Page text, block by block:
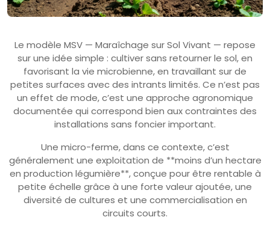
Le modèle MSV — Maraîchage sur Sol Vivant — repose
sur une idée simple : cultiver sans retourner le sol, en
favorisant la vie microbienne, en travaillant sur de
petites surfaces avec des intrants limités. Ce n’est pas
un effet de mode, c’est une approche agronomique
documentée qui correspond bien aux contraintes des
installations sans foncier important.
Une micro-ferme, dans ce contexte, c’est
généralement une exploitation de **moins d’un hectare
en production légumière**, conçue pour être rentable à
petite échelle grâce à une forte valeur ajoutée, une
diversité de cultures et une commercialisation en
circuits courts.